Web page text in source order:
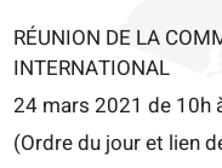
RÉUNION DE LA
INTERNATIONAL
24 mars 2021 de 10h
(Ordre du jour et lien